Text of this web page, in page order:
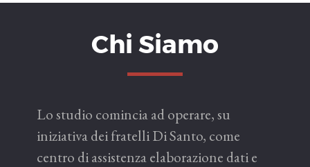
Chi Siamo
Lo studio comincia ad operare, su
iniziativa dei fratelli Di Santo, come
centro di assistenza elaborazione dati e